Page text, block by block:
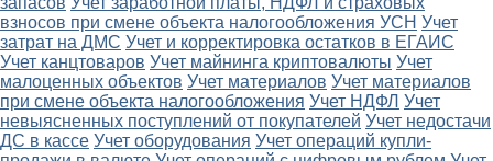
взносов при смене объекта налогообложения УСН Учет
затрат на ДМС Учет и корректировка остатков в ЕГАИС
Учет канцтоваров Учет майнинга криптовалюты Учет
малоценных объектов Учет материалов Учет материалов
при смене объекта налогообложения Учет НДФЛ Учет
невыясненных поступлений от покупателей Учет недостачи
ДС в кассе Учет оборудования Учет операций купли-